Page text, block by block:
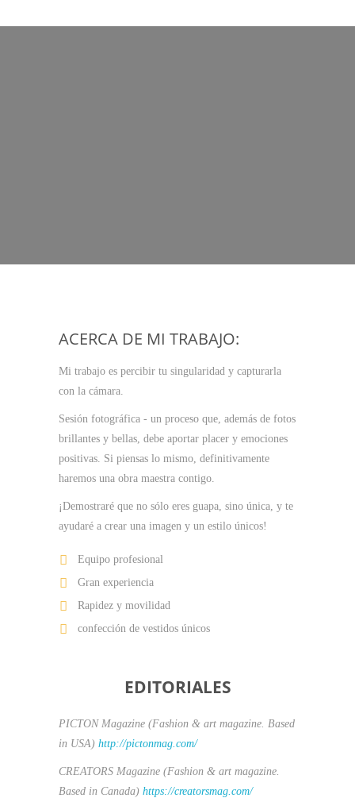
ACERCA DE MI TRABAJO:
Mi trabajo es percibir tu singularidad y capturarla
con la cámara.
Sesión fotográfica - un proceso que, además de fotos
brillantes y bellas, debe aportar placer y emociones
positivas. Si piensas lo mismo, definitivamente
haremos una obra maestra contigo.
¡Demostraré que no sólo eres guapa, sino única, y te
ayudaré a crear una imagen y un estilo únicos!
Equipo profesional
Gran experiencia
Rapidez y movilidad
confección de vestidos únicos
EDITORIALES
PICTON Magazine (Fashion & art magazine. Based
in USA) http://pictonmag.com/
CREATORS Magazine (Fashion & art magazine.
Based in Canada) https://creatorsmag.com/